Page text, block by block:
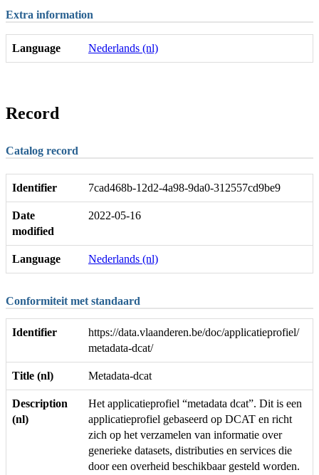
Extra information
Language Nederlands (nl)
Record
Catalog record
Identifier 7cad468b-12d2-4a98-9da0-312557cd9be9
Date
modified
2022-05-16
Language Nederlands (nl)
Conformiteit met standaard
Identifier
https://data.vlaanderen.be/doc/applicatieprofiel/
metadata-dcat/
Title (nl) Metadata-dcat
Description
(nl)
Het applicatieprofiel “metadata dcat”. Dit is een
applicatieprofiel gebaseerd op DCAT en richt
zich op het verzamelen van informatie over
generieke datasets, distributies en services die
door een overheid beschikbaar gesteld worden.